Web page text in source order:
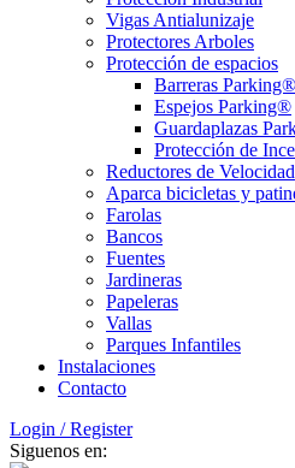
Vigas Antialunizaje
Protectores Arboles
Protección de espacios
Barreras Parking®
Espejos Parking®
Guardaplazas
Protección de
Reductores de Velocidad
Aparca bicicletas y
Farolas
Bancos
Fuentes
Jardineras
Papeleras
Vallas
Parques Infantiles
Instalaciones
Contacto
Login / Register
Siguenos en: